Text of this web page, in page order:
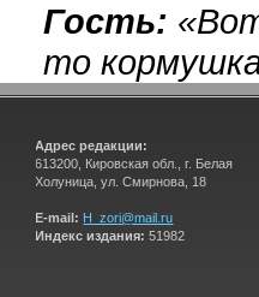
Гость: «
то
Адрес редакции:
613200, Кировская обл., г. Белая
Холуница, ул. Смирнова, 18
E-mail: H_zori@mail.ru
Индекс издания: 51982